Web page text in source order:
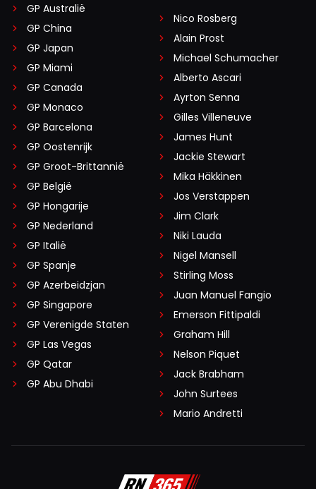
GP Australië
GP China
GP Japan
GP Miami
GP Canada
GP Monaco
GP Barcelona
GP Oostenrijk
GP Groot-Brittannië
GP België
GP Hongarije
GP Nederland
GP Italië
GP Spanje
GP Azerbeidzjan
GP Singapore
GP Verenigde Staten
GP Las Vegas
GP Qatar
GP Abu Dhabi
Nico Rosberg
Alain Prost
Michael Schumacher
Alberto Ascari
Ayrton Senna
Gilles Villeneuve
James Hunt
Jackie Stewart
Mika Häkkinen
Jos Verstappen
Jim Clark
Niki Lauda
Nigel Mansell
Stirling Moss
Juan Manuel Fangio
Emerson Fittipaldi
Graham Hill
Nelson Piquet
Jack Brabham
John Surtees
Mario Andretti